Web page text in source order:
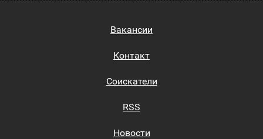
Вакансии
Контакт
Соискатели
RSS
Новости